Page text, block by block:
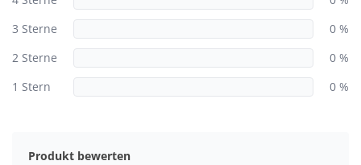
3 Sterne
0 %
2 Sterne
0 %
1 Stern
0 %
Produkt bewerten